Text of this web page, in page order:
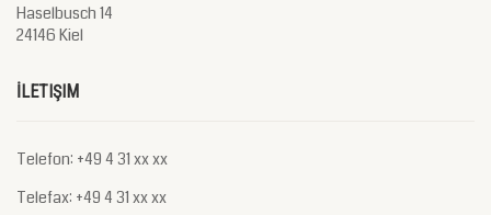
Haselbusch 14
24146 Kiel
İLETIŞIM
Telefon: +49 4 31 xx xx
Telefax: +49 4 31 xx xx